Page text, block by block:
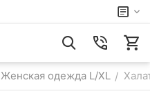
Женская одежда L/XL /